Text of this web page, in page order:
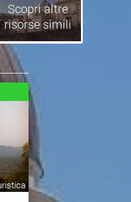
Scopri altre
risorse simili